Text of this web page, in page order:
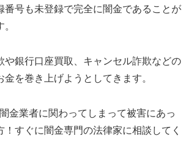
番号も未登録で完全に闇金であることが
や銀行口座買取、キャンセル詐欺などの
を巻き上げようとしてきます。
金業者に関わってしまって被害にあっ
！すぐに闇金専門の法律家に相談してく